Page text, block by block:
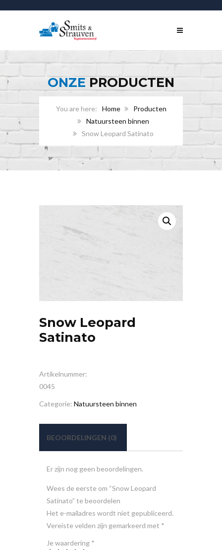
ONZEPRODUCTEN
Home
Producten
Natuursteen binnen
Snow Leopard Satinato
Snow Leopard
Satinato
Artikelnummer:
0045
Categorie: Natuursteen binnen
BEOORDELINGEN (0)
Er zijn nog geen beoordelingen.
Wees de eerste om “Snow Leopard
Satinato” te beoordelen
Het e-mailadres wordt niet gepubliceerd.
Vereiste velden zijn gemarkeerd met *
Je waardering *